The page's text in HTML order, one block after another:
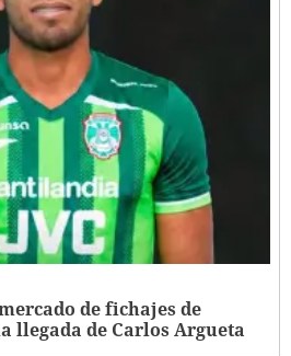
de fichajes de
llegada de Carlos Argueta